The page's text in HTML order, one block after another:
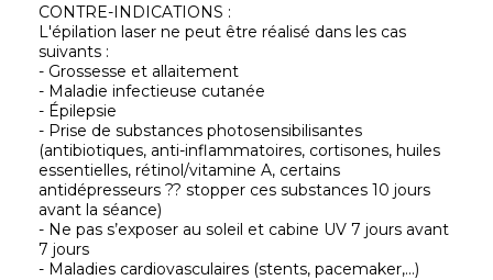
CONTRE-INDICATIONS :
L'épilation laser ne peut être réalisé dans les cas
suivants :
- Grossesse et allaitement
- Maladie infectieuse cutanée
- Épilepsie
- Prise de substances photosensibilisantes
(antibiotiques, anti-inflammatoires, cortisones, huiles
essentielles, rétinol/vitamine A, certains
antidépresseurs ?? stopper ces substances 10 jours
avant la séance)
- Ne pas s’exposer au soleil et cabine UV 7 jours avant
7 jours
- Maladies cardiovasculaires (stents, pacemaker,...)